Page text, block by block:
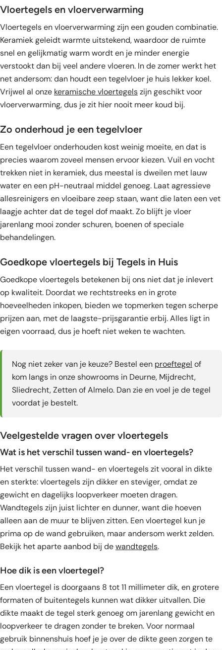
Vloertegels en vloerverwarming
Vloertegels en vloerverwarming zijn een gouden combinatie.
Keramiek geleidt warmte uitstekend, waardoor de ruimte
snel en gelijkmatig warm wordt en je minder energie
verstookt dan bij veel andere vloeren. In de zomer werkt het
net andersom: dan houdt een tegelvloer je huis lekker koel.
Vrijwel al onze keramische vloertegelszijn geschikt voor
vloerverwarming, dus je zit hier nooit meer koud bij.
Zo onderhoud je een tegelvloer
Een tegelvloer onderhouden kost weinig moeite, en dat is
precies waarom zoveel mensen ervoor kiezen. Vuil en vocht
trekken niet in keramiek, dus meestal is dweilen met lauw
water en een pH-neutraal middel genoeg. Laat agressieve
allesreinigers en vloeibare zeep staan, want die laten een vet
laagje achter dat de tegel dof maakt. Zo blijft je vloer
jarenlang mooi zonder schuren, boenen of speciale
behandelingen.
Goedkope vloertegels bij Tegels in Huis
Goedkope vloertegels betekenen bij ons niet dat je inlevert
op kwaliteit. Doordat we rechtstreeks en in grote
hoeveelheden inkopen, bieden we topmerken tegen scherpe
prijzen aan, met de laagste-prijsgarantie erbij. Alles ligt in
eigen voorraad, dus je hoeft niet weken te wachten.
Nog niet zeker van je keuze? Bestel een proeftegel of
kom langs in onze showrooms in Deurne, Mijdrecht,
Sliedrecht, Zetten of Almelo. Dan zie en voel je de tegel
voordat je bestelt.
Veelgestelde vragen over vloertegels
Wat is het verschil tussen wand- en vloertegels?
Het verschil tussen wand- en vloertegels zit vooral in dikte
en sterkte: vloertegels zijn dikker en steviger, omdat ze
gewicht en dagelijks loopverkeer moeten dragen.
Wandtegels zijn juist lichter en dunner, want die hoeven
alleen aan de muur te blijven zitten. Een vloertegel kun je
prima op de wand gebruiken, maar andersom werkt zelden.
Bekijk het aparte aanbod bij dewandtegels.
Hoe dik is een vloertegel?
Een vloertegel is doorgaans 8 tot 11 millimeter dik, en grotere
formaten of buitentegels kunnen wat dikker uitvallen. Die
dikte maakt de tegel sterk genoeg om jarenlang gewicht en
loopverkeer te dragen zonder te breken. Voor normaal
gebruik binnenshuis hoef je je over de dikte geen zorgen te